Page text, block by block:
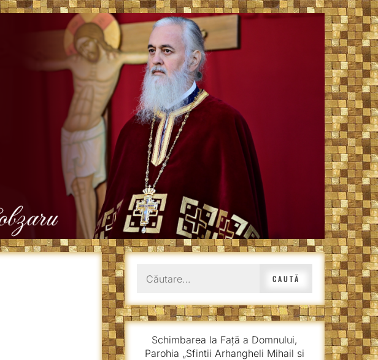
după:
Schimbarea la Față a Domnului,
Parohia „Sfintii Arhangheli Mihail si